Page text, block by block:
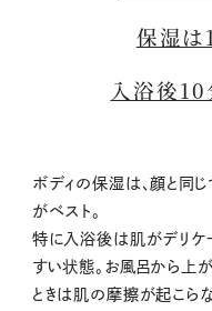
保湿は
入浴後
ボディの保湿は、顔と同
がベスト。
特に入浴後は肌がデリケ
すい状態。お風呂から上
ときは肌の摩擦が起こらな